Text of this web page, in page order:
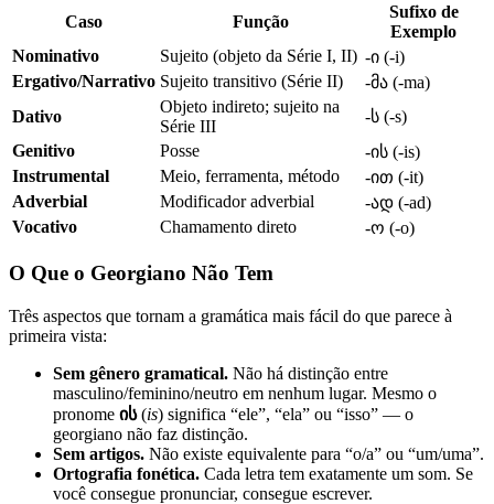
Caso Função
Sufixo de
Exemplo
Nominativo
Sujeito (objeto da Série I, II) -ი (-i)
Ergativo/Narrativo Sujeito transitivo (Série II)
-მა (-ma)
Dativo
Objeto indireto; sujeito na
Série III
-ს (-s)
Genitivo
Posse
-ის (-is)
Instrumental
Meio, ferramenta, método
-ით (-it)
Adverbial
Modificador adverbial
-ად (-ad)
Vocativo
Chamamento direto -ო (-o)
O Que o Georgiano Não Tem
Três aspectos que tornam a gramática mais fácil do que parece à
primeira vista:
Sem gênero gramatical. Não há distinção entre
masculino/feminino/neutro em nenhum lugar. Mesmo o
pronome ის(is) significa “ele”, “ela” ou “isso” — o
georgiano não faz distinção.
Sem artigos. Não existe equivalente para “o/a” ou “um/uma”.
Ortografia fonética. Cada letra tem exatamente um som. Se
você consegue pronunciar, consegue escrever.